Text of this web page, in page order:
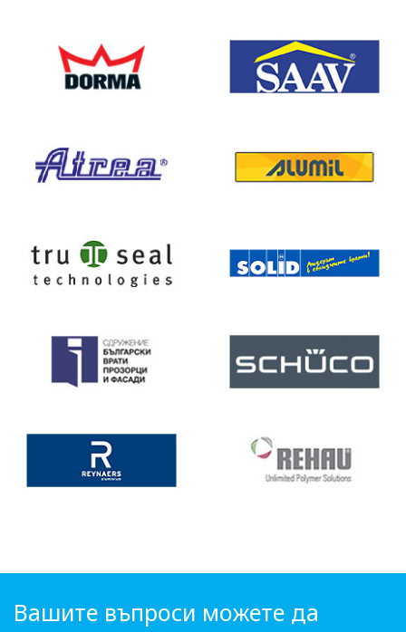
Вашите въпроси можете да